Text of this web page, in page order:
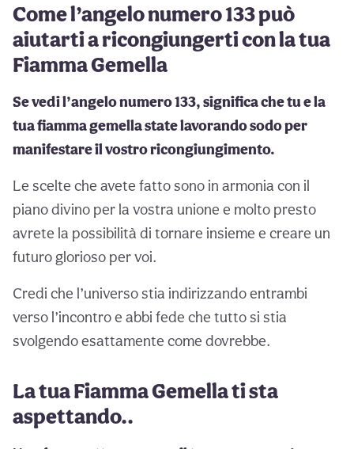
Come l’angelo numero 133 può
aiutarti a ricongiungerti con la tua
Fiamma Gemella
Se vedi l’angelo numero 133, significa che tu e la
tua fiamma gemella state lavorando sodo per
manifestare il vostro ricongiungimento.
Le scelte che avete fatto sono in armonia con il
piano divino per la vostra unione e molto presto
avrete la possibilità di tornare insieme e creare un
futuro glorioso per voi.
Credi che l’universo stia indirizzando entrambi
verso l’incontro e abbi fede che tutto si stia
svolgendo esattamente come dovrebbe.
La tua Fiamma Gemella ti sta
aspettando..